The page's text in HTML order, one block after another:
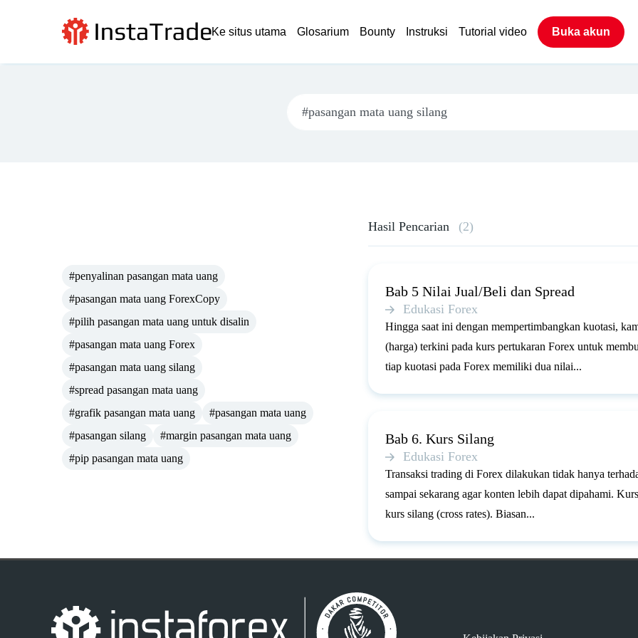
Ke situs utama Glosarium Bounty Instruksi Tutorial video Buka akun
#penyalinan pasangan mata uang
#pasangan mata uang ForexCopy
#pilih pasangan mata uang untuk disalin
#pasangan mata uang Forex
#pasangan mata uang silang
#spread pasangan mata uang
#grafik pasangan mata uang
#pasangan mata uang
#pasangan silang
#margin pasangan mata uang
#pip pasangan mata uang
Hasil Pencarian (2)
Bab 5 Nilai Jual/Beli dan Spread
Edukasi Forex
Hingga saat ini dengan mempertimbangkan kuotasi,
(harga) terkini pada kurs pertukaran Forex untuk
tiap kuotasi pada Forex memiliki dua nilai...
Bab 6. Kurs Silang
Edukasi Forex
Transaksi trading di Forex dilakukan tidak hanya
sampai sekarang agar konten lebih dapat dipahami.
kurs silang (cross rates). Biasan...